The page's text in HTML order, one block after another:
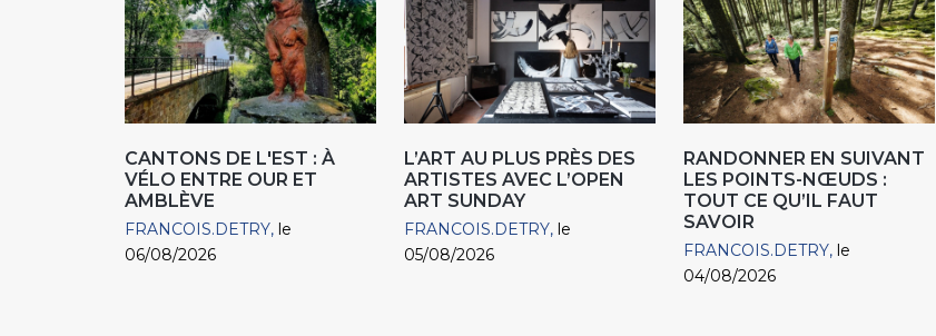
CANTONS DE L'EST : À
VÉLO ENTRE OUR ET
AMBLÈVE
FRANCOIS.DETRY le
06/08/2026
L’ART AU PLUS PRÈS DES
ARTISTES AVEC L’OPEN
ART SUNDAY
FRANCOIS.DETRY le
05/08/2026
RANDONNER EN SUIVANT
LES POINTS-NŒUDS :
TOUT CE QU’IL FAUT
SAVOIR
FRANCOIS.DETRY le
04/08/2026